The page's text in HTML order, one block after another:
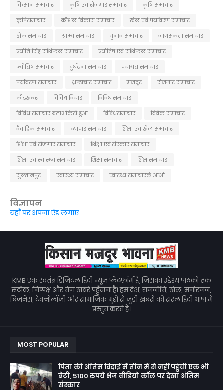
किसान समाचार
कृषि एवं रोजगार समाचार
कृषि समाचार
कृषिसमाचार
कौशल विकास समाचार
खेल एवं पर्यावरण समाचार
खेल समाचार
ग्राम्य समाचार चुनाव समाचार
जागरूकता समाचार
ज्योति सिंह राशिफल समाचार
ज्योतिष एवं राशिफल समाचार
ज्योतिष समाचार
दुर्घटना समाचार
पंचायत समाचार
पर्यावरण समाचार
भ्रष्टाचार समाचार मजदूर
रोजगार समाचार
लीडखबर
विविध विचार
विविध समाचार
विविध समाचार बताओकैसे हुआ
विविधसमाचार
विवेक समाचार
वैवाहिक समाचार
व्यापार समाचार
शिक्षा एवं खेल समाचार
शिक्षा एवं रोजगार समाचार
शिक्षा एवं संस्कार समाचार
शिक्षा एवं स्वास्थ्य समाचार
शिक्षा समाचार
शिक्षासमाचार
सुल्तानपुर
स्वास्थ्य समाचार स्वास्थ्य समाचारले आओ
विज्ञापन
यहाँ पर अपना ऐड लगाएं
KMB एक स्वतंत्र डिजिटल हिंदी न्यूज़ प्लेटफ़ॉर्म है, जिसका उद्देश्य पाठकों तक
सटीक, निष्पक्ष और तेज़ खबरें पहुँचाना है। हम देश, राजनीति, खेल, मनोरंजन,
बिज़नेस, टेक्नोलॉजी और सामाजिक मुद्दों से जुड़ी खबरों को सरल हिंदी भाषा में
प्रस्तुत करते हैं।
MOST POPULAR
पिता की अंतिम विदाई में तीन में से नहीं पहुंची एक भी
बेटी, 5100 रुपये भेज वीडियो कॉल पर देखा अंतिम
संस्कार